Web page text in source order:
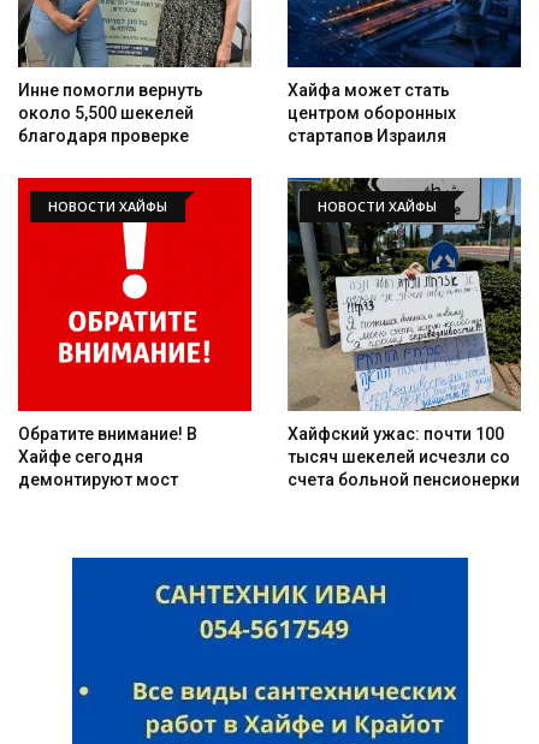
Искать
Инне помогли вернуть
около 5,500 шекелей
благодаря проверке
Хайфа может стать
центром оборонных
стартапов Израиля
НОВОСТИ ХАЙФЫ
Обратите внимание! В
Хайфе сегодня
демонтируют мост
НОВОСТИ ХАЙФЫ
Хайфский ужас: почти 100
тысяч шекелей исчезли со
счета больной пенсионерки